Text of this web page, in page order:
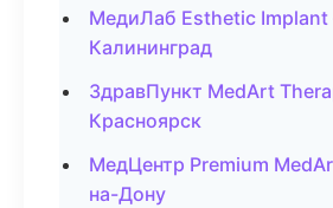
МедиЛаб Esthetic
Калининград
ЗдравПункт MedArt
Красноярск
МедЦентр Premium
на-Дону